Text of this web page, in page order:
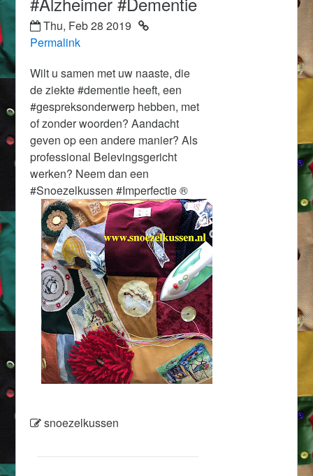
Thu, Feb 28 2019
Permalink
Wilt u samen met uw naaste, die
de ziekte#dementie heeft, een
#gespreksonderwerp hebben, met
of zonder woorden? Aandacht
geven op een andere manier? Als
professional Belevingsgericht
werken? Neem dan een
#Snoezelkussen #Imperfectie®
snoezelkussen